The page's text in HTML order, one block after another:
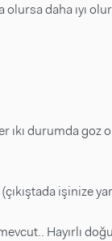
olursa daha ıyı
ıkı durumda
işinize
Hayırlı